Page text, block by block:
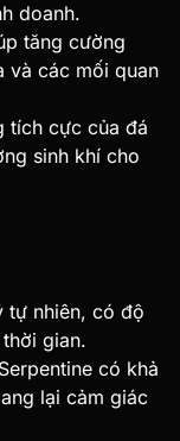
doanh.
tăng cường
và các mối quan
tích cực của đá
sinh khí cho
tự nhiên, có độ
gian.
có khả
lại cảm giác